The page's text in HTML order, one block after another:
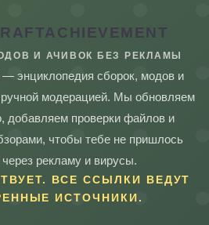
И АЧИВОК БЕЗ РЕКЛАМЫ
энциклопедия сборок, модов и
модерацией. Мы обновляем
добавляем проверки файлов и
чтобы тебе не пришлось
рекламу и вирусы.
ВСЕ ССЫЛКИ ВЕДУТ
ИСТОЧНИКИ.